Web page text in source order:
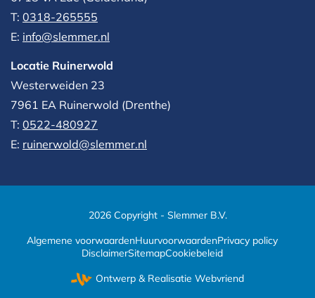
T: 0318-265555
E: info@slemmer.nl
Locatie Ruinerwold
Westerweiden 23
7961 EA Ruinerwold (Drenthe)
T: 0522-480927‬
E: ruinerwold@slemmer.nl
2026 Copyright - Slemmer B.V.
Ontwerp & RealisatieWebvriend
Algemene voorwaardenHuurvoorwaardenPrivacy policy
DisclaimerSitemapCookiebeleid